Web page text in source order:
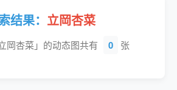
结果： 立岡杏菜
岡杏菜」的动态图共有 0 张